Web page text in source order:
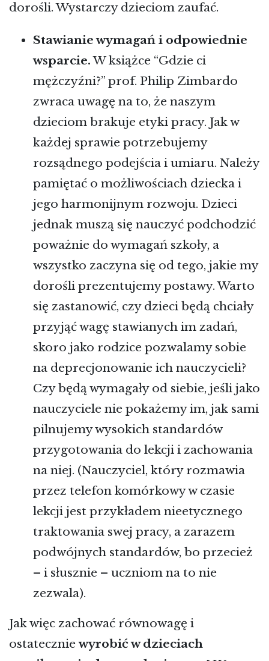
dorośli. Wystarczy dzieciom zaufać.
Stawianie wymagań i odpowiednie
wsparcie.W książce “Gdzie ci
mężczyźni?” prof. Philip Zimbardo
zwraca uwagę na to, że naszym
dzieciom brakuje etyki pracy. Jak w
każdej sprawie potrzebujemy
rozsądnego podejścia i umiaru. Należy
pamiętać o możliwościach dziecka i
jego harmonijnym rozwoju. Dzieci
jednak muszą się nauczyć podchodzić
poważnie do wymagań szkoły, a
wszystko zaczyna się od tego, jakie my
dorośli prezentujemy postawy. Warto
się zastanowić, czy dzieci będą chciały
przyjąć wagę stawianych im zadań,
skoro jako rodzice pozwalamy sobie
na deprecjonowanie ich nauczycieli?
Czy będą wymagały od siebie, jeśli jako
nauczyciele nie pokażemy im, jak sami
pilnujemy wysokich standardów
przygotowania do lekcji i zachowania
na niej. (Nauczyciel, który rozmawia
przez telefon komórkowy w czasie
lekcji jest przykładem nieetycznego
traktowania swej pracy, a zarazem
podwójnych standardów, bo przecież
– i słusznie – uczniom na to nie
zezwala).
Jak więc zachować równowagę i
ostateczniewyrobić w dzieciach